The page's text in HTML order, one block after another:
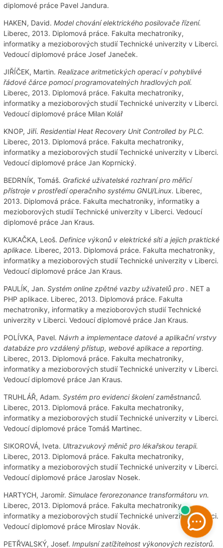
diplomové práce Pavel Jandura.
HAKEN, David. Model chování elektrického posilovače řízení.
Liberec, 2013. Diplomová práce. Fakulta mechatroniky,
informatiky a mezioborových studií Technické univerzity v Liberci.
Vedoucí diplomové práce Josef Janeček.
JIŘÍČEK, Martin. Realizace aritmetických operací v pohyblivé
řádové čárce pomocí programovatelných hradlových polí.
Liberec, 2013. Diplomová práce. Fakulta mechatroniky,
informatiky a mezioborových studií Technické univerzity v Liberci.
Vedoucí diplomové práce Milan Kolář
KNOP, Jiří. Residential Heat Recovery Unit Controlled by PLC.
Liberec, 2013. Diplomová práce. Fakulta mechatroniky,
informatiky a mezioborových studií Technické univerzity v Liberci.
Vedoucí diplomové práce Jan Koprnický.
BEDRNÍK, Tomáš. Grafické uživatelské rozhraní pro měřicí
přístroje v prostředí operačního systému GNU/Linux. Liberec,
2013. Diplomová práce. Fakulta mechatroniky, informatiky a
mezioborových studií Technické univerzity v Liberci. Vedoucí
diplomové práce Jan Kraus.
KUKAČKA, Leoš. Definice výkonů v elektrické síti a jejich praktické
aplikace. Liberec, 2013. Diplomová práce. Fakulta mechatroniky,
informatiky a mezioborových studií Technické univerzity v Liberci.
Vedoucí diplomové práce Jan Kraus.
PAULÍK, Jan. Systém online zpětné vazby uživatelů pro . NET a
PHP aplikace. Liberec, 2013. Diplomová práce. Fakulta
mechatroniky, informatiky a mezioborových studií Technické
univerzity v Liberci. Vedoucí diplomové práce Jan Kraus.
POLÍVKA, Pavel. Návrh a implementace datové a aplikační vrstvy
databáze pro vzdálený přístup, webové aplikace a reporting.
Liberec, 2013. Diplomová práce. Fakulta mechatroniky,
informatiky a mezioborových studií Technické univerzity v Liberci.
Vedoucí diplomové práce Jan Kraus.
TRUHLÁŘ, Adam. Systém pro evidenci školení zaměstnanců.
Liberec, 2013. Diplomová práce. Fakulta mechatroniky,
informatiky a mezioborových studií Technické univerzity v Liberci.
Vedoucí diplomové práce Tomáš Martinec.
SIKOROVÁ, Iveta. Ultrazvukový měnič pro lékařskou terapii.
Liberec, 2013. Diplomová práce. Fakulta mechatroniky,
informatiky a mezioborových studií Technické univerzity v Liberci.
Vedoucí diplomové práce Jaroslav Nosek.
HARTYCH, Jaromír. Simulace ferorezonance transformátoru vn.
Liberec, 2013. Diplomová práce. Fakulta mechatroniky,
informatiky a mezioborových studií Technické univerzity v Liberci.
Vedoucí diplomové práce Miroslav Novák.
PETŘVALSKÝ, Josef. Impulsní zatížitelnost výkonových rezistorů.